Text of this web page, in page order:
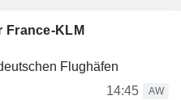
France-KLM
Flughäfen
14:45
AW